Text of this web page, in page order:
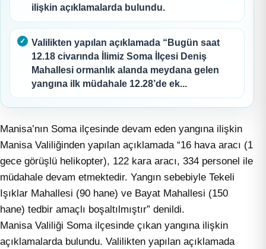
ilişkin açıklamalarda bulundu.
Valilikten yapılan açıklamada “Bugün saat
12.18 civarında İlimiz Soma İlçesi Deniş
Mahallesi ormanlık alanda meydana gelen
yangına ilk müdahale 12.28’de ek...
Manisa’nın Soma ilçesinde devam eden yangına ilişkin
Manisa Valiliğinden yapılan açıklamada “16 hava aracı (1
gece görüşlü helikopter), 122 kara aracı, 334 personel ile
müdahale devam etmektedir. Yangın sebebiyle Tekeli
Işıklar Mahallesi (90 hane) ve Bayat Mahallesi (150
hane) tedbir amaçlı boşaltılmıştır” denildi.
Manisa Valiliği Soma ilçesinde çıkan yangına ilişkin
açıklamalarda bulundu. Valilikten yapılan açıklamada